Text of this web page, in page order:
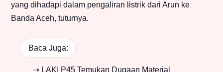
yang dihadapi dalam pengaliran listrik dari Arun ke
Banda Aceh, tuturnya.
Baca Juga:
➝ LAKI P45 Temukan Dugaan Material